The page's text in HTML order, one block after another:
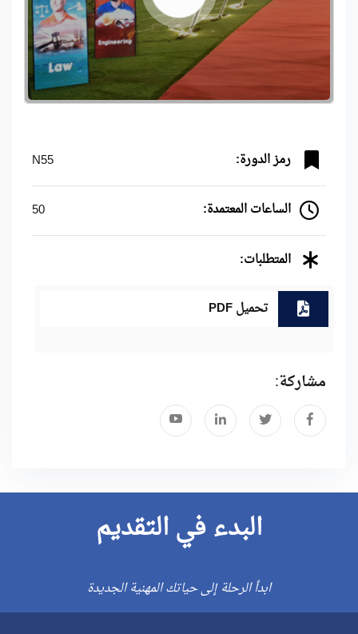
رمز الدورة: N55
الساعات المعتمدة: 50
المتطلبات:
تحميل PDF
مشاركة:
البدء في التقديم
ابدأ الرحلة إلى حياتك المهنية الجديدة